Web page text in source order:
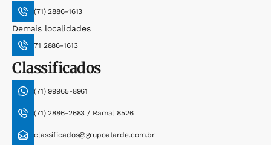
(71) 2886-1613
Demais localidades
71 2886-1613
Classificados
(71) 99965-8961
(71) 2886-2683 / Ramal 8526
classificados@grupoatarde.com.br